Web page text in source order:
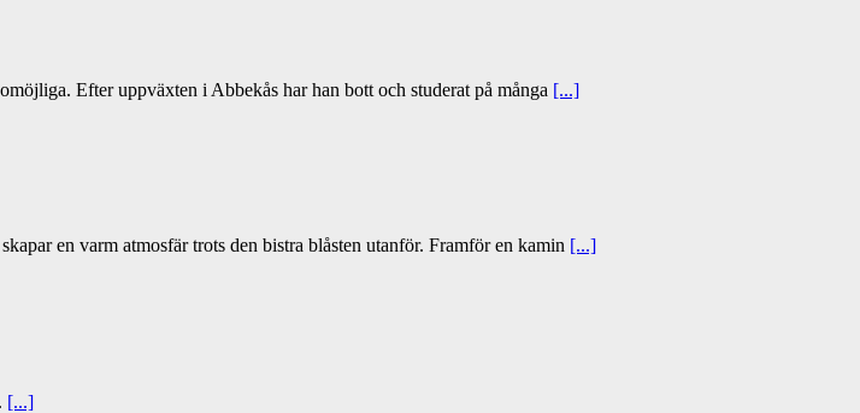
Efter uppväxten i Abbekås har han bott och studerat på många [...]
en varm atmosfär trots den bistra blåsten utanför. Framför en kamin [...]
[...]